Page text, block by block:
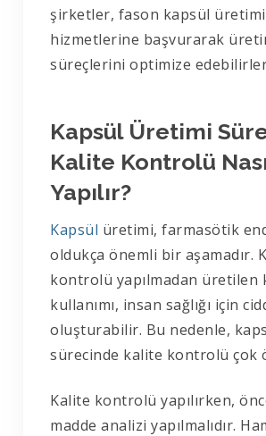
şirketler, fason kapsül üretimi
hizmetlerine başvurarak
süreçlerini optimize
Kapsül Üretimi
Kalite Kontrolü
Yapılır?
Kapsül üretimi, farmasötik
oldukça önemli bir aşamadır.
kontrolü yapılmadan üretilen
kullanımı, insan sağlığı için
oluşturabilir. Bu nedenle,
sürecinde kalite kontrolü çok
Kalite kontrolü yapılırken,
madde analizi yapılmalıdır.